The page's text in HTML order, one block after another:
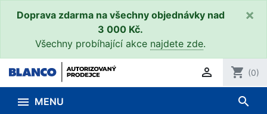
Doprava zdarma na všechny objednávky nad
3 000 Kč.
Všechny probíhající akce najdete zde.
×
 shopping_cart (0)
 MENU search